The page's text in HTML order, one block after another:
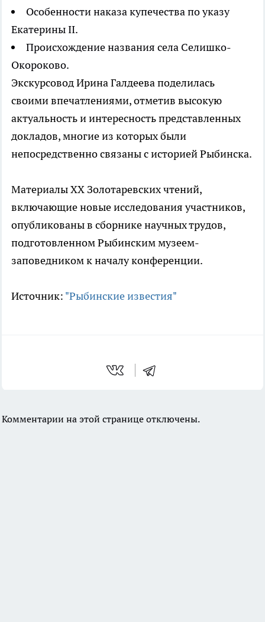
Особенности наказа купечества по указу
Екатерины II.
Происхождение названия села Селишко-
Окороково.
Экскурсовод Ирина Галдеева поделилась
своими впечатлениями, отметив высокую
актуальность и интересность представленных
докладов, многие из которых были
непосредственно связаны с историей Рыбинска.
Материалы ХХ Золотаревских чтений,
включающие новые исследования участников,
опубликованы в сборнике научных трудов,
подготовленном Рыбинским музеем-
заповедником к началу конференции.
Источник: "Рыбинские известия"
Комментарии на этой странице отключены.